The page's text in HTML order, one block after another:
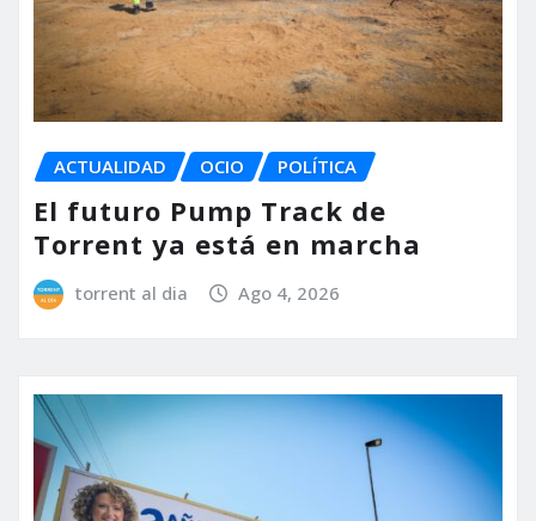
ACTUALIDAD OCIO POLÍTICA
El futuro Pump Track de
Torrent ya está en marcha
torrent al dia Ago 4, 2026